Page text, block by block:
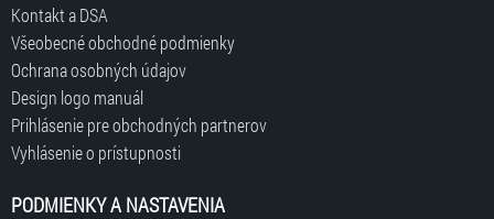
Kontakt a DSA
Všeobecné obchodné podmienky
Ochrana osobných údajov
Design logo manuál
Prihlásenie pre obchodných partnerov
Vyhlásenie o prístupnosti
PODMIENKY A NASTAVENIA